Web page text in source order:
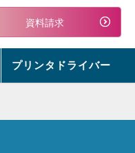
資料請求
プリンタドライバー